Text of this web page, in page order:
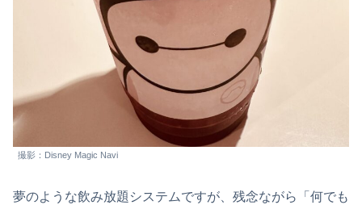
撮影：Disney Magic Navi
夢のような飲み放題システムですが、残念ながら「何でも